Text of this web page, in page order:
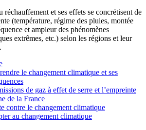
réchauffement et ses effets se concrétisent de
(température, régime des pluies, montée
et ampleur des phénomènes
extrêmes, etc.) selon les régions et leur
le changement climatique et ses
de gaz à effet de serre et l’empreinte
de la France
contre le changement climatique
au changement climatique